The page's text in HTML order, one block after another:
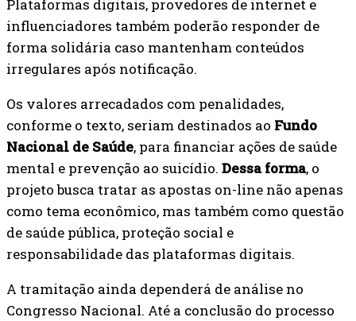
Plataformas digitais, provedores de internet e
influenciadores também poderão responder de
forma solidária caso mantenham conteúdos
irregulares após notificação.
Os valores arrecadados com penalidades,
conforme o texto, seriam destinados ao Fundo
Nacional de Saúde, para financiar ações de saúde
mental e prevenção ao suicídio. Dessa forma, o
projeto busca tratar as apostas on-line não apenas
como tema econômico, mas também como questão
de saúde pública, proteção social e
responsabilidade das plataformas digitais.
A tramitação ainda dependerá de análise no
Congresso Nacional. Até a conclusão do processo